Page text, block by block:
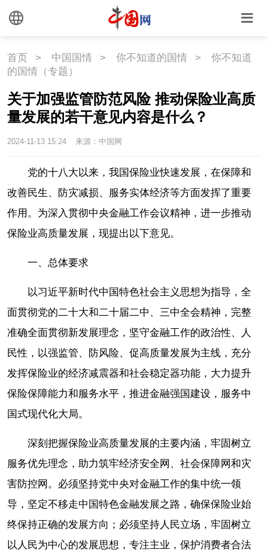
首页 > 中国国情 > 你不知道的国情 >
你不知道
的国情（专题）
关于加强监管防范风险 推动保险业高质
量发展的若干意见内容是什么？
2024-11-13 15:24 来源：中国网
党的十八大以来，我国保险业快速发展，在保障和
改善民生、防灾减损、服务实体经济等方面发挥了重要
作用。为深入贯彻中央金融工作会议精神，进一步推动
保险业高质量发展，现提出以下意见。
一、总体要求
以习近平新时代中国特色社会主义思想为指导，全
面贯彻党的二十大和二十届二中、三中全会精神，完整
准确全面贯彻新发展理念，坚守金融工作的政治性、人
民性，以强监管、防风险、促高质量发展为主线，充分
发挥保险业的经济减震器和社会稳定器功能，大力提升
保险保障能力和服务水平，推进金融强国建设，服务中
国式现代化大局。
深刻把握保险业高质量发展的主要内涵，牢固树立
服务优先理念，助力筑牢经济安全网、社会保障网和灾
害防控网。必须坚持党中央对金融工作的集中统一领
导，坚定不移走中国特色金融发展之路，确保保险业始
终保持正确的发展方向；必须坚持人民立场，牢固树立
以人民为中心的发展思想，专注主业，保护消费者合法